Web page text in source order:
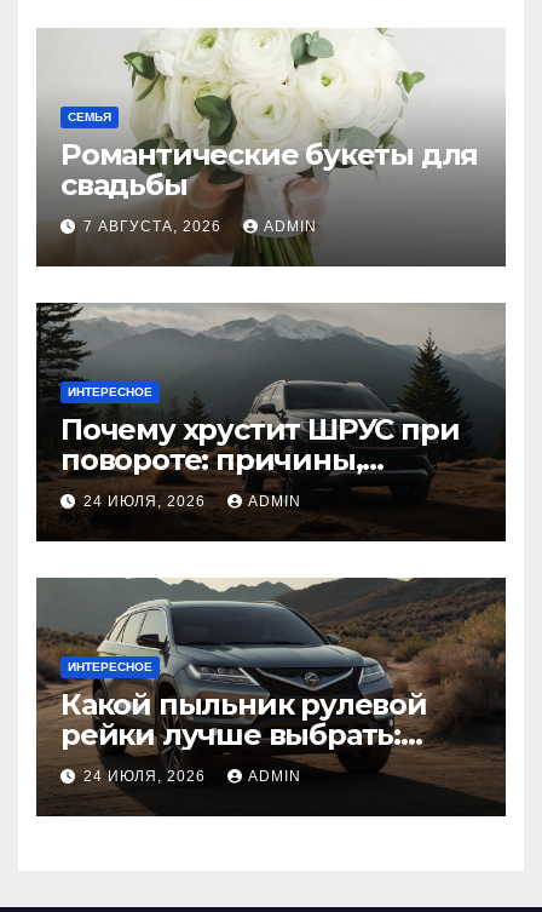
СЕМЬЯ
Романтические букеты для
свадьбы
7 АВГУСТА, 2026 ADMIN
ИНТЕРЕСНОЕ
Почему хрустит ШРУС при
повороте: причины,
диагностика
24 ИЮЛЯ, 2026 ADMIN
ИНТЕРЕСНОЕ
Какой пыльник рулевой
рейки лучше выбрать:
оригинальный или аналог,
резина или полиуретан
24 ИЮЛЯ, 2026 ADMIN